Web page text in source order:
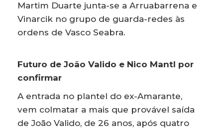
Martim Duarte junta-se a Arruabarrena e
Vinarcik no grupo de guarda-redes às
ordens de Vasco Seabra.
Futuro de João Valido e Nico Mantl por
confirmar
A entrada no plantel do ex-Amarante,
vem colmatar a mais que provável saída
de João Valido, de 26 anos, após quatro